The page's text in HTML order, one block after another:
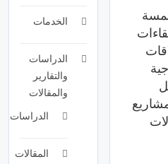
الخدمات
الدراسات
والتقارير
والمقالات
الدراسات
المقالات